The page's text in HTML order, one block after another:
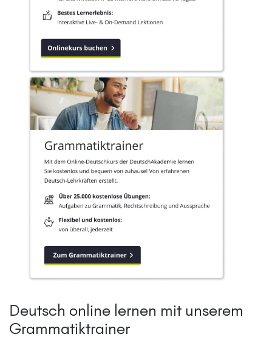
Deutsch online lernen mit unserem
Grammatiktrainer